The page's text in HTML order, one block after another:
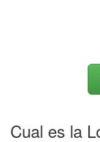
Cual es la